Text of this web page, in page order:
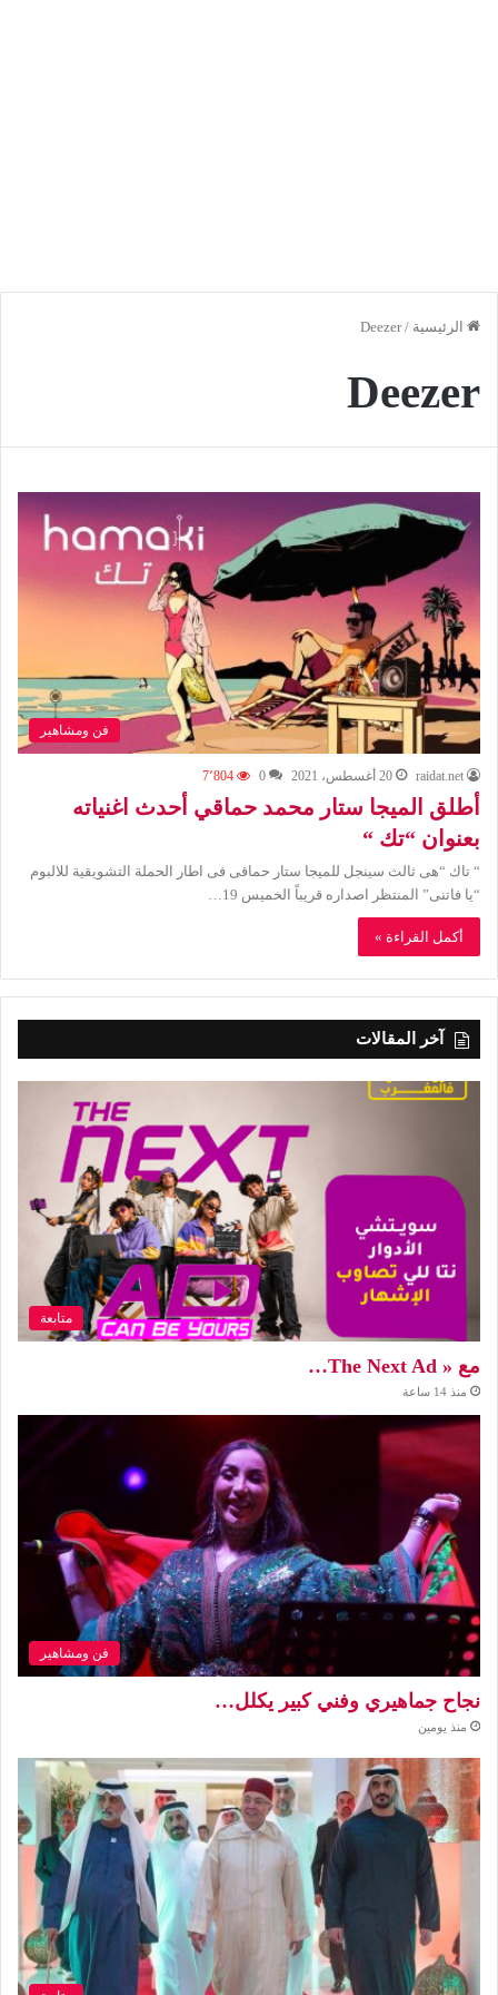
الرئيسية /
Deezer
Deezer
فن ومشاهير
raidat.net 20 أغسطس، 2021 0 7٬804
أطلق الميجا ستار محمد حماقي أحدث اغنياته
بعنوان “تك “
“ تاك “هى ثالث سينجل للميجا ستار حماقى فى اطار الحملة التشويقية للالبوم
“يا فاتنى” المنتظر اصداره قريباً الخميس 19…
أكمل القراءة »
آخر المقالات
متابعة
مع « The Next Ad…
منذ 14 ساعة
فن ومشاهير
نجاح جماهيري وفني كبير يكلل…
منذ يومين